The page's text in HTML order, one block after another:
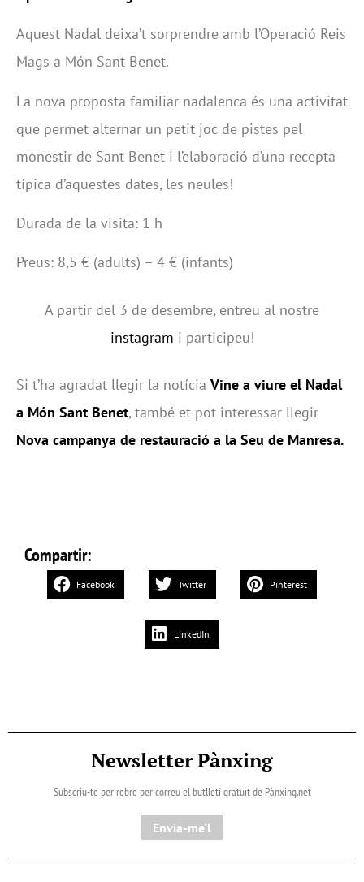
Aquest Nadal deixa’t sorprendre amb l’Operació Reis
Mags a Món Sant Benet.
La nova proposta familiar nadalenca és una activitat
que permet alternar un petit joc de pistes pel
monestir de Sant Benet i l’elaboració d’una recepta
típica d’aquestes dates, les neules!
Durada de la visita: 1 h
Preus: 8,5 € (adults) – 4 € (infants)
A partir del 3 de desembre, entreu al nostre
instagram i participeu!
Si t’ha agradat llegir la notícia Vine a viure el Nadal
a Món Sant Benet, també et pot interessar llegir
Nova campanya de restauració a la Seu de Manresa.
Compartir:
Facebook Twitter Pinterest
LinkedIn
Newsletter Pànxing
Subscriu-te per rebre per correu el butlletí gratuït de Pànxing.net​
Envia-me'l